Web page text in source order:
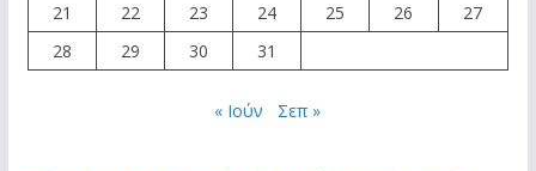
21
22 23 24 25 26
27
28
29 30 31
« Ιούν Σεπ »